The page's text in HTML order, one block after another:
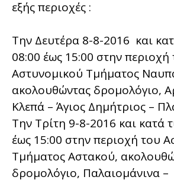
εξής περιοχές :
Την Δευτέρα 8-8-2016 και
08:00 έως 15:00 στην περιοχή
Αστυνομικού Τμήματος
ακολουθώντας δρομολόγιο,
Κλεπά – Άγιος Δημήτριος –
Την Τρίτη 9-8-2016 και κατά
έως 15:00 στην περιοχή του
Τμήματος Αστακού,
δρομολόγιο, Παλαιομάνινα –